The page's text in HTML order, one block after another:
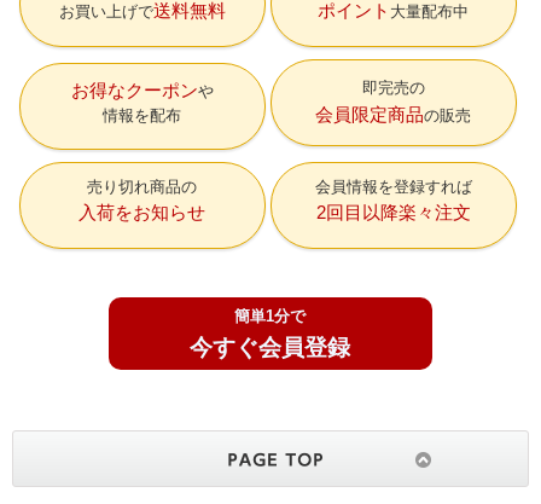
お買い上げで送料無料 ポイント 大量配布中
お得なクーポン
情報を配布
即完売の
会員限定商品の販売
売り切れ商品の
入荷をお知らせ
会員情報を登録すれば
2回目以降楽々注文
簡単1分で
今すぐ会員登録